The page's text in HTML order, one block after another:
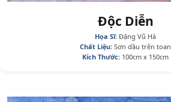
Độc Diễn
Họa Sĩ: Đặng Vũ Hà
Chất Liệu: Sơn dầu trên toan
Kích Thước: 100cm x 150cm